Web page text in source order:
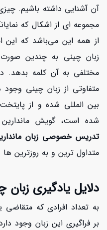
آن آشنایی داشته باشیم.
مجموعه ای از اشکال که
از همه این می‌باشد که این
زبان چینی به چندین
مختلفی به آن کلمه
متفاوتی از زبان چینی
بین المللی شده و از
شده است، گویش
تدریس خصوصی زبان
متداول ترین و به روزترین
دلایل یادگیری
به تعداد افرادی که متقاضی
بر فراگیری این زبان وجود